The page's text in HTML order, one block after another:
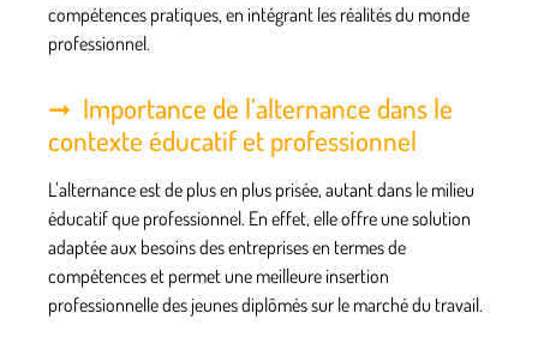
compétences pratiques, en intégrant les réalités du monde
professionnel.
Importance de l’alternance dans le
contexte éducatif et professionnel
L’alternance est de plus en plus prisée, autant dans le milieu
éducatif que professionnel. En effet, elle offre une solution
adaptée aux besoins des entreprises en termes de
compétences et permet une meilleure insertion
professionnelle des jeunes diplômés sur le marché du travail.